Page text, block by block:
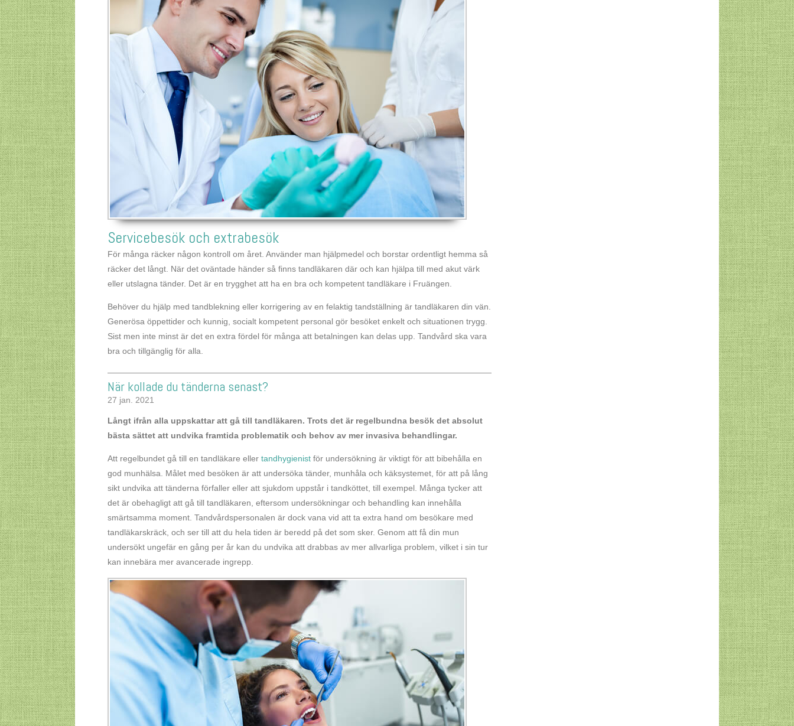
Servicebesök och extrabesök
För många räcker någon kontroll om året. Använder man hjälpmedel och borstar ordentligt hemma så
räcker det långt. När det oväntade händer så finns tandläkaren där och kan hjälpa till med akut värk
eller utslagna tänder. Det är en trygghet att ha en bra och kompetent tandläkare i Fruängen.
Behöver du hjälp med tandblekning eller korrigering av en felaktig tandställning är tandläkaren din vän.
Generösa öppettider och kunnig, socialt kompetent personal gör besöket enkelt och situationen trygg.
Sist men inte minst är det en extra fördel för många att betalningen kan delas upp. Tandvård ska vara
bra och tillgänglig för alla.
När kollade du tänderna senast?
27 jan. 2021
Långt ifrån alla uppskattar att gå till tandläkaren. Trots det är regelbundna besök det absolut
bästa sättet att undvika framtida problematik och behov av mer invasiva behandlingar.
Att regelbundet gå till en tandläkare eller tandhygienist för undersökning är viktigt för att bibehålla en
god munhälsa. Målet med besöken är att undersöka tänder, munhåla och käksystemet, för att på lång
sikt undvika att tänderna förfaller eller att sjukdom uppstår i tandköttet, till exempel. Många tycker att
det är obehagligt att gå till tandläkaren, eftersom undersökningar och behandling kan innehålla
smärtsamma moment. Tandvårdspersonalen är dock vana vid att ta extra hand om besökare med
tandläkarskräck, och ser till att du hela tiden är beredd på det som sker. Genom att få din mun
undersökt ungefär en gång per år kan du undvika att drabbas av mer allvarliga problem, vilket i sin tur
kan innebära mer avancerade ingrepp.